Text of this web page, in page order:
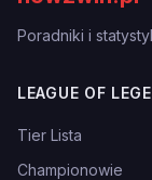
Poradniki i
LEAGUE OF
Tier Lista
Championowie